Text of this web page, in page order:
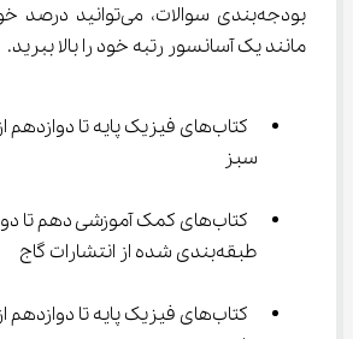
بودجه‌بندی سوالات،
مانند یک آسانسور رتبه خود را بالا ببرید.
کتاب‌های فیزیک پایه تا
سبز
کتاب‌های کمک آموزشی دهم تا
طبقه‌بندی شده از انتشارات گاج
کتاب‌های فیزیک پایه تا